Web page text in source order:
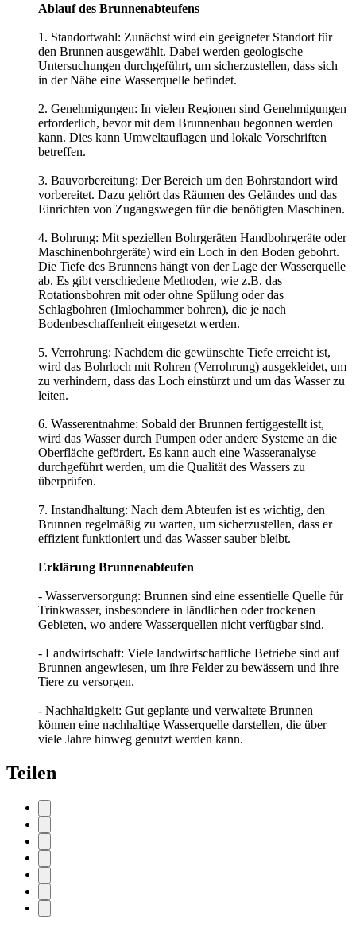
Ablauf des Brunnenabteufens
1. Standortwahl: Zunächst wird ein geeigneter Standort für
den Brunnen ausgewählt. Dabei werden geologische
Untersuchungen durchgeführt, um sicherzustellen, dass sich
in der Nähe eine Wasserquelle befindet.
2. Genehmigungen: In vielen Regionen sind Genehmigungen
erforderlich, bevor mit dem Brunnenbau begonnen werden
kann. Dies kann Umweltauflagen und lokale Vorschriften
betreffen.
3. Bauvorbereitung: Der Bereich um den Bohrstandort wird
vorbereitet. Dazu gehört das Räumen des Geländes und das
Einrichten von Zugangswegen für die benötigten Maschinen.
4. Bohrung: Mit speziellen Bohrgeräten Handbohrgeräte oder
Maschinenbohrgeräte) wird ein Loch in den Boden gebohrt.
Die Tiefe des Brunnens hängt von der Lage der Wasserquelle
ab. Es gibt verschiedene Methoden, wie z.B. das
Rotationsbohren mit oder ohne Spülung oder das
Schlagbohren (Imlochammer bohren), die je nach
Bodenbeschaffenheit eingesetzt werden.
5. Verrohrung: Nachdem die gewünschte Tiefe erreicht ist,
wird das Bohrloch mit Rohren (Verrohrung) ausgekleidet, um
zu verhindern, dass das Loch einstürzt und um das Wasser zu
leiten.
6. Wasserentnahme: Sobald der Brunnen fertiggestellt ist,
wird das Wasser durch Pumpen oder andere Systeme an die
Oberfläche gefördert. Es kann auch eine Wasseranalyse
durchgeführt werden, um die Qualität des Wassers zu
überprüfen.
7. Instandhaltung: Nach dem Abteufen ist es wichtig, den
Brunnen regelmäßig zu warten, um sicherzustellen, dass er
effizient funktioniert und das Wasser sauber bleibt.
Erklärung Brunnenabteufen
- Wasserversorgung: Brunnen sind eine essentielle Quelle für
Trinkwasser, insbesondere in ländlichen oder trockenen
Gebieten, wo andere Wasserquellen nicht verfügbar sind.
- Landwirtschaft: Viele landwirtschaftliche Betriebe sind auf
Brunnen angewiesen, um ihre Felder zu bewässern und ihre
Tiere zu versorgen.
- Nachhaltigkeit: Gut geplante und verwaltete Brunnen
können eine nachhaltige Wasserquelle darstellen, die über
viele Jahre hinweg genutzt werden kann.
Teilen